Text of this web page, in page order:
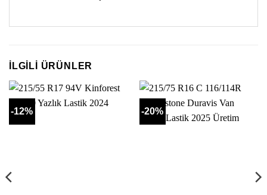
İLGILI ÜRÜNLER
-12% -20%